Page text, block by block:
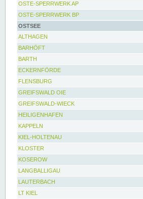
OSTE-SPERRWERK AP
OSTE-SPERRWERK BP
OSTSEE
ALTHAGEN
BARHÖFT
BARTH
ECKERNFÖRDE
FLENSBURG
GREIFSWALD OIE
GREIFSWALD-WIECK
HEILIGENHAFEN
KAPPELN
KIEL-HOLTENAU
KLOSTER
KOSEROW
LANGBALLIGAU
LAUTERBACH
LT KIEL